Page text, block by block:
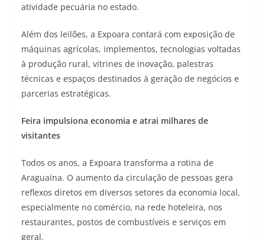
atividade pecuária no estado.
Além dos leilões, a Expoara contará com exposição de
máquinas agrícolas, implementos, tecnologias voltadas
à produção rural, vitrines de inovação, palestras
técnicas e espaços destinados à geração de negócios e
parcerias estratégicas.
Feira impulsiona economia e atrai milhares de
visitantes
Todos os anos, a Expoara transforma a rotina de
Araguaína. O aumento da circulação de pessoas gera
reflexos diretos em diversos setores da economia local,
especialmente no comércio, na rede hoteleira, nos
restaurantes, postos de combustíveis e serviços em
geral.